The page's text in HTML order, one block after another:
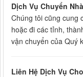
Dịch Vụ Chuyển Nhà
Chúng tôi cũng cung
hoặc đi các tỉnh,
vận chuyển của Quý
Liên Hệ Dịch Vụ